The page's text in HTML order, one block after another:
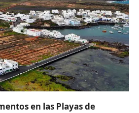
en las Playas de